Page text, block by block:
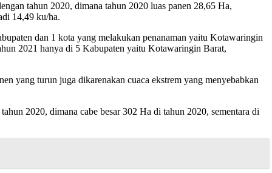
tahun 2020, dimana tahun 2020 luas panen 28,65 Ha,
14,49 ku/ha.
dan 1 kota yang melakukan penanaman yaitu Kotawaringin
2021 hanya di 5 Kabupaten yaitu Kotawaringin Barat,
yang turun juga dikarenakan cuaca ekstrem yang menyebabkan
2020, dimana cabe besar 302 Ha di tahun 2020, sementara di